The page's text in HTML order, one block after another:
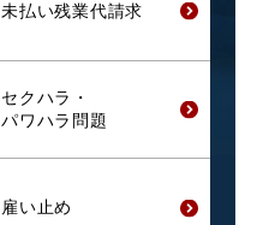
未払い残業代請求
セクハラ・
パワハラ問題
雇い止め